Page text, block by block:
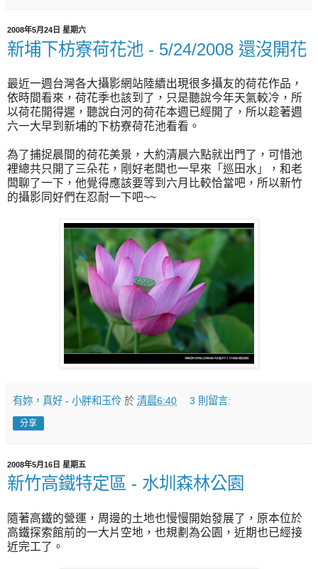
2008年5月24日 星期六
新埔下枋寮荷花池 - 5/24/2008 還沒開花
最近一週台灣各大攝影網站陸續出現很多攝友的荷花作品，
依時間看來，荷花季也該到了，只是聽說今年天氣較冷，所
以荷花開得遲，聽說白河的荷花本週已經開了，所以趁著週
六一大早到新埔的下枋寮荷花池看看。
為了捕捉晨間的荷花美景，大約清晨六點就出門了，可惜池
裡總共只開了三朵花，剛好老闆也一早來 「 巡田水 」
，和老
闆聊了一下，他覺得應該要等到六月比較恰當吧，所以新竹
的攝影同好們在忍耐一下吧~~
有妳，真好 - 小胖和玉伶 於 清晨6:40 3 則留言:
分享
2008年5月16日 星期五
新竹高鐵特定區 - 水圳森林公園
隨著高鐵的營運，周邊的土地也慢慢開始發展了，原本位於
高鐵探索館前的一大片空地，也規劃為公園，近期也已經接
近完工了。